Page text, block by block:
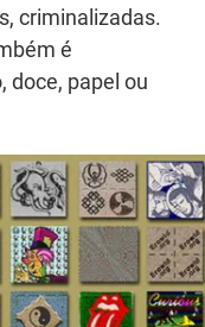
criminalizadas.
é
doce, papel ou